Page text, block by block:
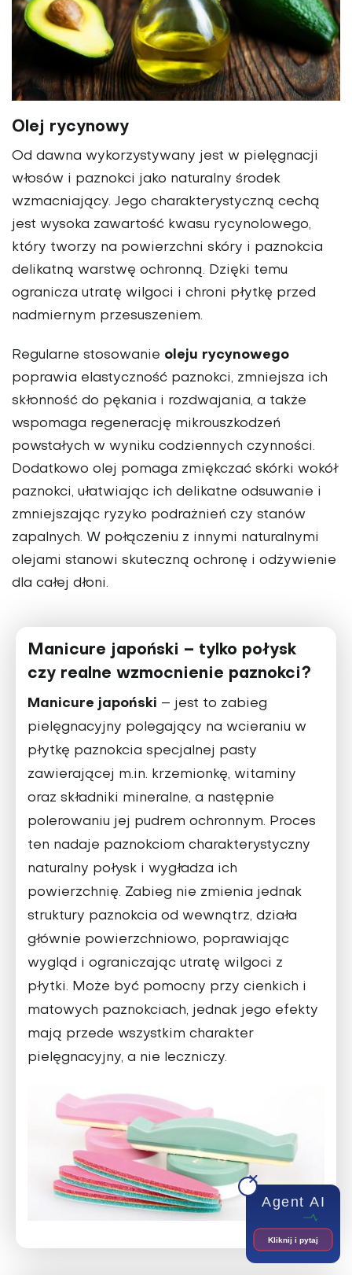
Olej rycynowy
Od dawna wykorzystywany jest w pielęgnacji
włosów i paznokci jako naturalny środek
wzmacniający. Jego charakterystyczną cechą
jest wysoka zawartość kwasu rycynolowego,
który tworzy na powierzchni skóry i paznokcia
delikatną warstwę ochronną. Dzięki temu
ogranicza utratę wilgoci i chroni płytkę przed
nadmiernym przesuszeniem.
Regularne stosowanie oleju rycynowego
poprawia elastyczność paznokci, zmniejsza ich
skłonność do pękania i rozdwajania, a także
wspomaga regenerację mikrouszkodzeń
powstałych w wyniku codziennych czynności.
Dodatkowo olej pomaga zmiękczać skórki wokół
paznokci, ułatwiając ich delikatne odsuwanie i
zmniejszając ryzyko podrażnień czy stanów
zapalnych. W połączeniu z innymi naturalnymi
olejami stanowi skuteczną ochronę i odżywienie
dla całej dłoni.
Manicure japoński – tylko połysk
czy realne wzmocnienie paznokci?
Manicure japoński – jest to zabieg
pielęgnacyjny polegający na wcieraniu w
płytkę paznokcia specjalnej pasty
zawierającej m.in. krzemionkę, witaminy
oraz składniki mineralne, a następnie
polerowaniu jej pudrem ochronnym. Proces
ten nadaje paznokciom charakterystyczny
naturalny połysk i wygładza ich
powierzchnię. Zabieg nie zmienia jednak
struktury paznokcia od wewnątrz, działa
głównie powierzchniowo, poprawiając
wygląd i ograniczając utratę wilgoci z
płytki. Może być pomocny przy cienkich i
matowych paznokciach, jednak jego efekty
mają przede wszystkim charakter
pielęgnacyjny, a nie leczniczy.
Agent AI
Kliknij i pytaj